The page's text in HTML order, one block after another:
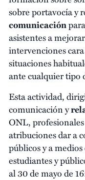
sobre portavocía y
comunicaciónpara
asistentes a
intervenciones
situaciones
ante cualquier tipo
Esta actividad,
comunicación y
ONL,
atribuciones dar a
públicos y a
estudiantes y
al 30 de mayo de